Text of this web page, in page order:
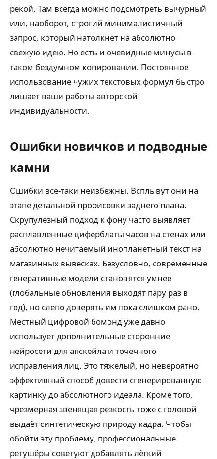
рекой. Там всегда можно подсмотреть вычурный
или, наоборот, строгий минималистичный
запрос, который натолкнёт на абсолютно
свежую идею. Но есть и очевидные минусы в
таком бездумном копировании. Постоянное
использование чужих текстовых формул быстро
лишает ваши работы авторской
индивидуальности.
Ошибки новичков и подводные
камни
Ошибки всё-таки неизбежны. Всплывут они на
этапе детальной прорисовки заднего плана.
Скрупулёзный подход к фону часто выявляет
расплавленные циферблаты часов на стенах или
абсолютно нечитаемый инопланетный текст на
магазинных вывесках. Безусловно, современные
генеративные модели становятся умнее
(глобальные обновления выходят пару раз в
год), но слепо доверять им пока слишком рано.
Местный цифровой бомонд уже давно
использует дополнительные сторонние
нейросети для апскейла и точечного
исправления лиц. Это тяжёлый, но невероятно
эффективный способ довести сгенерированную
картинку до абсолютного идеала. Кроме того,
чрезмерная звенящая резкость тоже с головой
выдаёт синтетическую природу кадра. Чтобы
обойти эту проблему, профессиональные
ретушёры советуют добавлять лёгкий